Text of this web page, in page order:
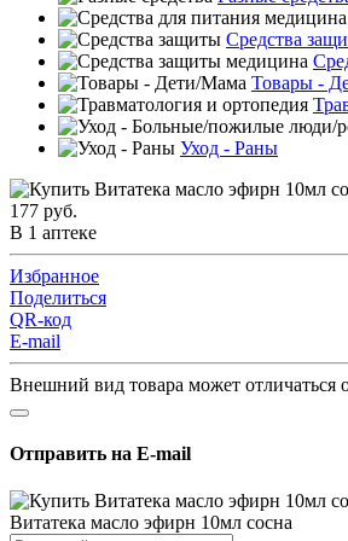
Средства
Товары -
Уход - Раны
177 руб.
В 1 аптеке
Избранное
Поделиться
QR-код
E-mail
Внешний вид товара может отличаться
Отправить на E-mail
Витатека масло эфирн 10мл сосна